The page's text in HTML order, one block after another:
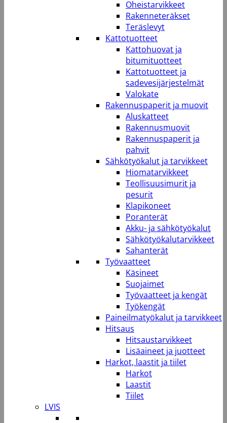
Oheistarvikkeet
Rakenneteräkset
Teräslevyt
Kattotuotteet
Kattohuovat ja
bitumituotteet
Kattotuotteet ja
sadevesijärjestelmät
Valokate
Rakennuspaperit ja muovit
Aluskatteet
Rakennusmuovit
Rakennuspaperit ja
pahvit
Sähkötyökalut ja tarvikkeet
Hiomatarvikkeet
Teollisuusimurit ja
pesurit
Klapikoneet
Poranterät
Akku- ja sähkötyökalut
Sähkötyökalutarvikkeet
Sahanterät
Työvaatteet
Käsineet
Suojaimet
Työvaatteet ja kengät
Työkengät
Paineilmatyökalut ja tarvikkeet
Hitsaus
Hitsaustarvikkeet
Lisäaineet ja juotteet
Harkot, laastit ja tiilet
Harkot
Laastit
Tiilet
LVIS